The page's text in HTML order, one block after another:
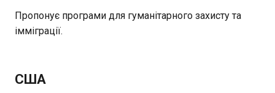
Пропонує програми для гуманітарного захисту та
імміграції.
США